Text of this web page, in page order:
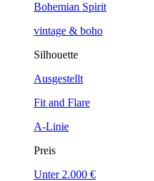
Bohemian Spirit
vintage & boho
Silhouette
Ausgestellt
Fit and Flare
A-Linie
Preis
Unter 2.000 €